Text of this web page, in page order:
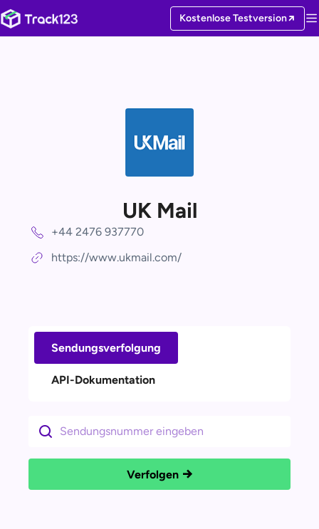
Kostenlose Testversion
UK Mail
+44 2476 937770
https://www.ukmail.com/
Sendungsverfolgung
API-Dokumentation
Verfolgen